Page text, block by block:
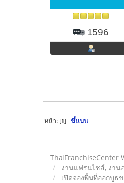
1596
หน้า: [1] ขึ้นบน
ThaiFranchiseCenter
งานแฟรนไชส์, งาน
เปิดจองพื้นที่ออกบูธ